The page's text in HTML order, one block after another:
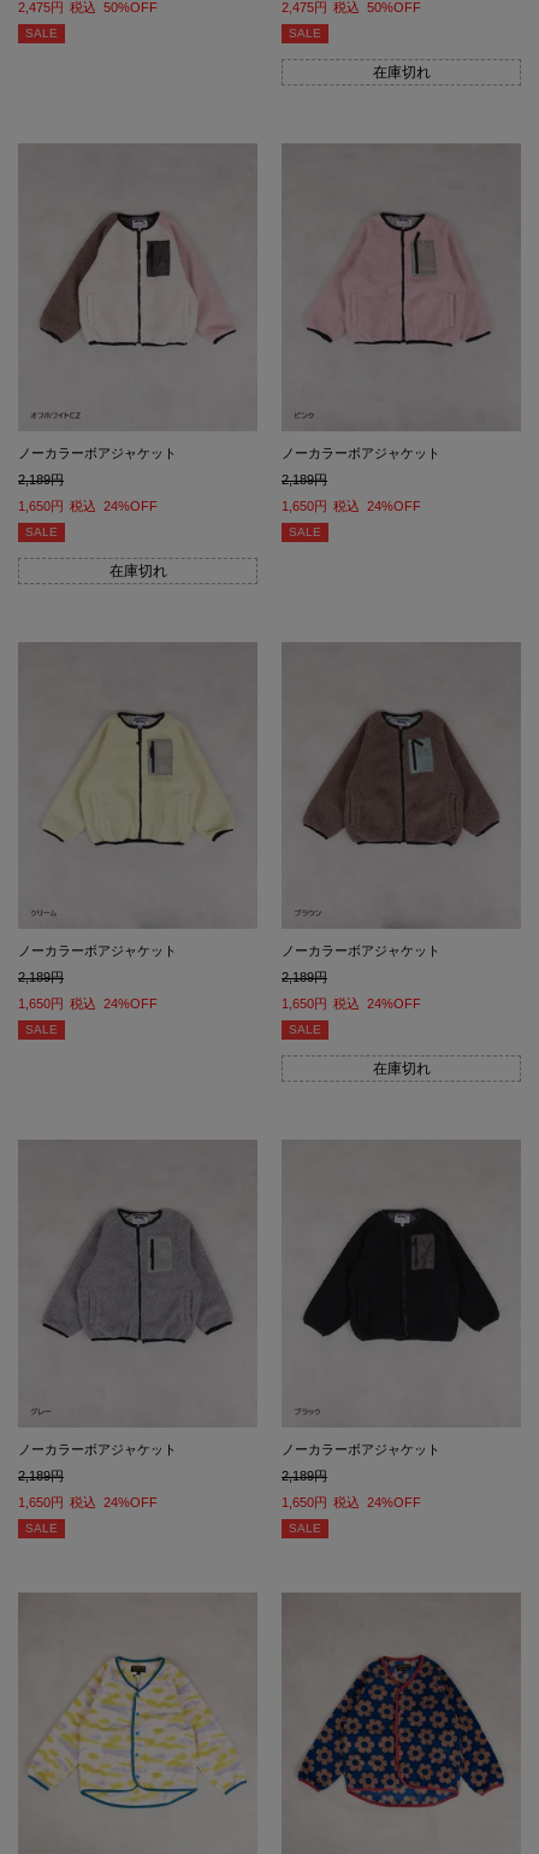
2,475
税込 50%OFF
SALE
2,475
税込 50%OFF
SALE
在庫切れ
ノーカラーボアジャケット
2,189
1,650
税込 24%OFF
SALE
在庫切れ
ノーカラーボアジャケット
2,189
1,650
税込 24%OFF
SALE
ノーカラーボアジャケット
2,189
1,650
税込 24%OFF
SALE
ノーカラーボアジャケット
2,189
1,650
税込 24%OFF
SALE
在庫切れ
ノーカラーボアジャケット
2,189
1,650
税込 24%OFF
SALE
ノーカラーボアジャケット
2,189
1,650
税込 24%OFF
SALE